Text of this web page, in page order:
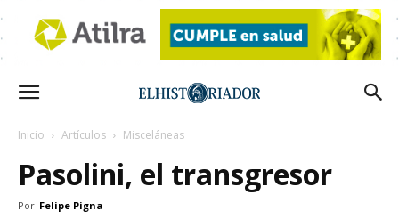
Inicio Artículos Misceláneas
Pasolini, el transgresor
Por Felipe Pigna -